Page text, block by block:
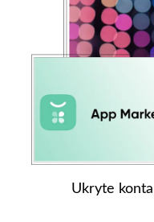
Ukryte